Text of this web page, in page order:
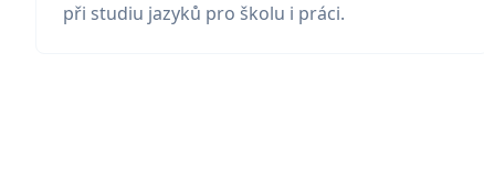
při studiu jazyků pro školu i práci.